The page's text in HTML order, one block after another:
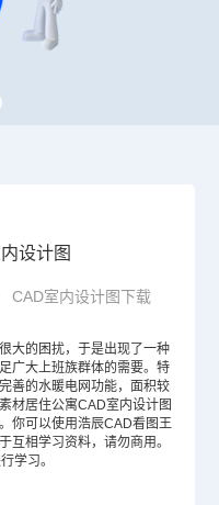
设计图
CAD室内设计图下载
大的困扰，于是出现了一种
广大上班族群体的需要。特
善的水暖电网功能，面积较
材居住公寓CAD室内设计图
你可以使用浩辰CAD看图王
互相学习资料，请勿商用。
学习。